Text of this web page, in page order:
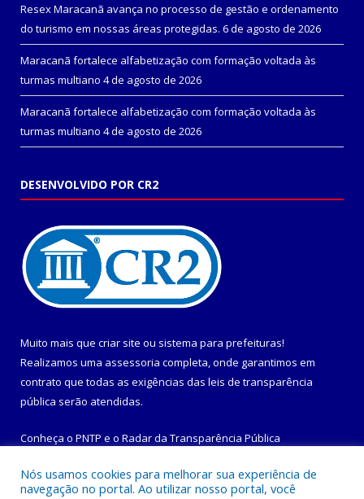
Resex Maracanã avança no processo de gestão e ordenamento
do turismo em nossas áreas protegidas. 6 de agosto de 2026
Maracanã fortalece alfabetização com formação voltada às
turmas multiano 4 de agosto de 2026
Maracanã fortalece alfabetização com formação voltada às
turmas multiano 4 de agosto de 2026
DESENVOLVIDO POR CR2
Muito mais que criar site ou sistema para prefeituras!
Realizamos uma assessoria completa, onde garantimos em
contrato que todas as exigências das leis de transparência
pública serão atendidas.
Conheça o PNTP e o Radar da Transparência Pública
Nós usamos cookies para melhorar sua experiência de
navegação no portal. Ao utilizar nosso portal, você